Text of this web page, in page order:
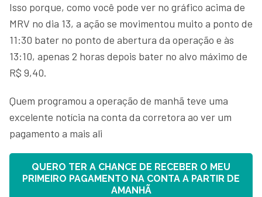
Isso porque, como você pode ver no gráfico acima de
MRV no dia 13, a ação se movimentou muito a ponto de
11:30 bater no ponto de abertura da operação e às
13:10, apenas 2 horas depois bater no alvo máximo de
R$ 9,40.
Quem programou a operação de manhã teve uma
excelente notícia na conta da corretora ao ver um
pagamento a mais ali
QUERO TER A CHANCE DE RECEBER O MEU
PRIMEIRO PAGAMENTO NA CONTA A PARTIR DE
AMANHÃ